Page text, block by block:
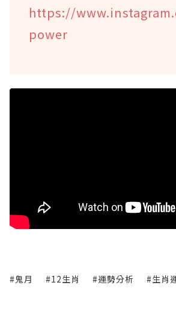
https://
power
#鬼月 #12生肖 #運勢分析 #生肖